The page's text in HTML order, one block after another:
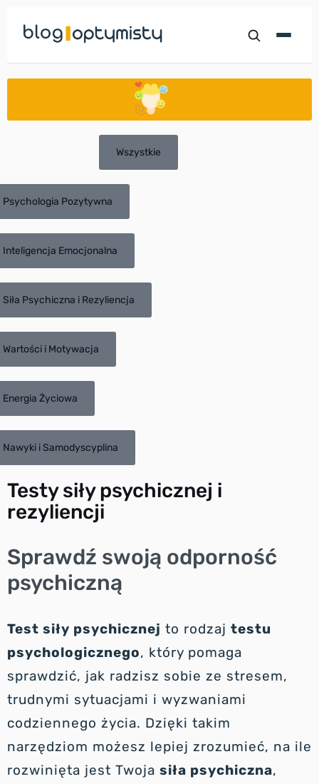
Przejdź
do
Wszystkie
Psychologia Pozytywna
Inteligencja Emocjonalna
Siła Psychiczna i Rezyliencja
Wartości i Motywacja
Energia Życiowa
Nawyki i Samodyscyplina
Testy siły psychicznej i
rezyliencji
Sprawdź swoją odporność
psychiczną
Test siły psychicznej to rodzaj testu
psychologicznego, który pomaga
sprawdzić, jak radzisz sobie ze stresem,
trudnymi sytuacjami i wyzwaniami
codziennego życia. Dzięki takim
narzędziom możesz lepiej zrozumieć, na ile
rozwinięta jest Twoja siła psychiczna,